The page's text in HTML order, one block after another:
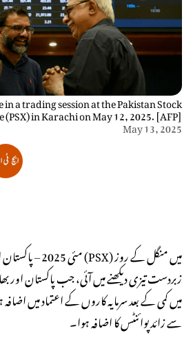
a trading session at the Pakistan Stock
in Karachi on May 12, 2025. [AFP]
May 13, 2025
زبردست تیزی دیکھنے میں آئی، جب پاکستان
سے زائد پوائنٹس کا اضافہ ہوا۔